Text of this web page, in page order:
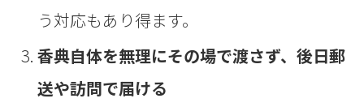
う対応もあり得ます。
香典自体を無理にその場で渡さず、後日郵
送や訪問で届ける